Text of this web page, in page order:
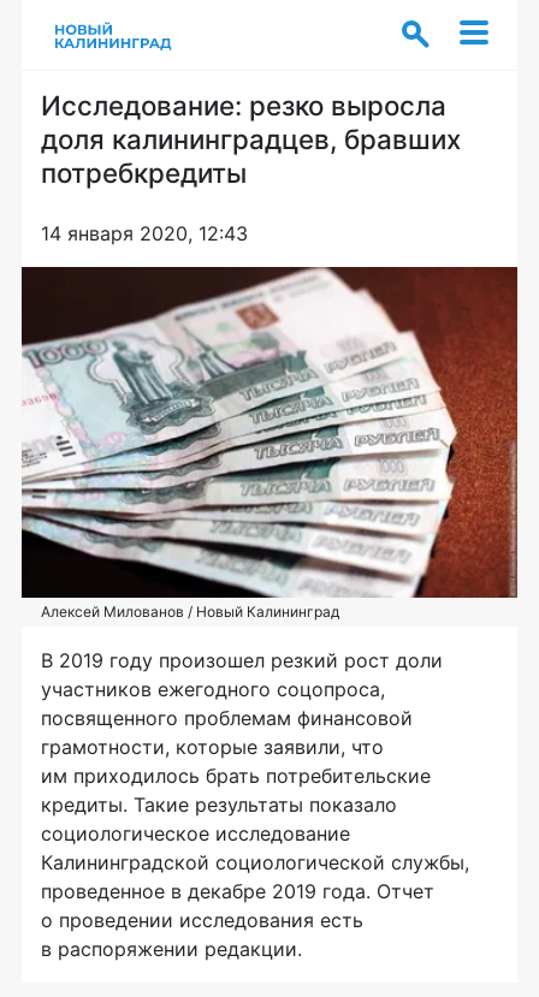
Исследование: резко выросла
доля калининградцев, бравших
потребкредиты
14 января 2020, 12:43
Алексей Милованов / Новый Калининград
В 2019 году произошел резкий рост доли
участников ежегодного соцопроса,
посвященного проблемам финансовой
грамотности, которые заявили, что
им приходилось брать потребительские
кредиты. Такие результаты показало
социологическое исследование
Калининградской социологической службы,
проведенное в декабре 2019 года. Отчет
о проведении исследования есть
в распоряжении редакции.